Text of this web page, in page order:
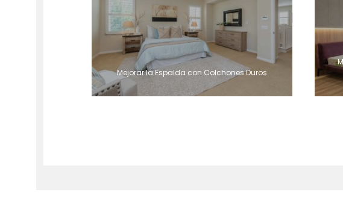
Mejorar la Espalda con Colchones Duros